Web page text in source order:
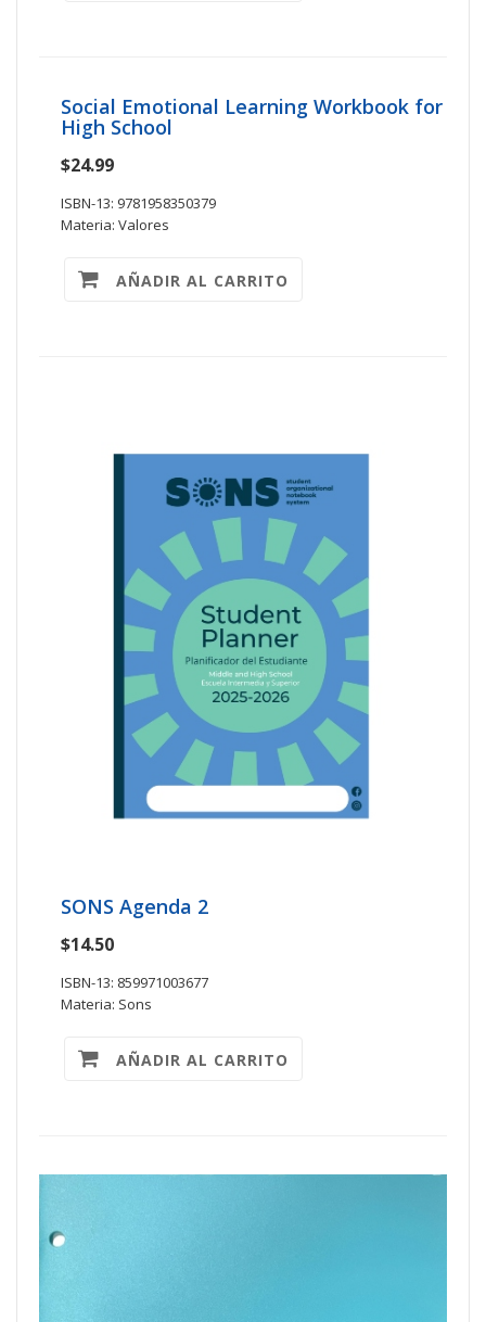
Social Emotional Learning Workbook for
High School
$24.99
ISBN-13: 9781958350379
Materia: Valores
AÑADIR AL CARRITO
SONS Agenda 2
$14.50
ISBN-13: 859971003677
Materia: Sons
AÑADIR AL CARRITO